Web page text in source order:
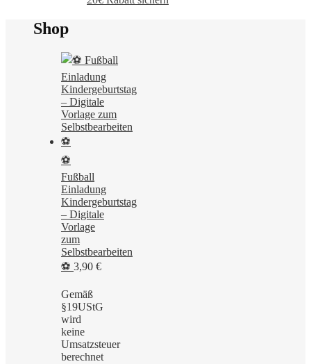
Shop
⚽
Fußball
Einladung
Kindergeburtstag
– Digitale
Vorlage
zum
Selbstbearbeiten
⚽ 3,90 €
Gemäß
§19UStG
wird
keine
Umsatzsteuer
berechnet